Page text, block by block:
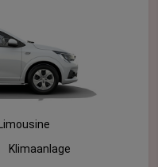
Klimaanlage